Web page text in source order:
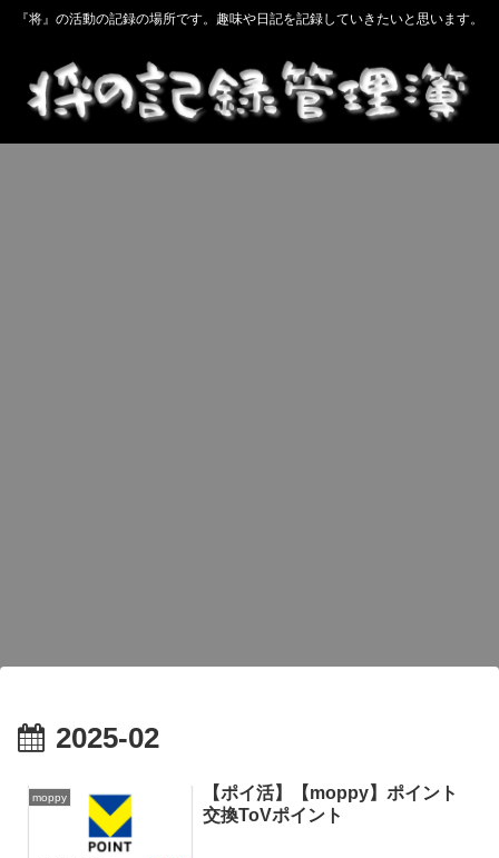
『将』の活動の記録の場所です。趣味や日記を記録していきたいと思います。
2025-02
moppy
【ポイ活】【moppy】ポイント
交換ToVポイント